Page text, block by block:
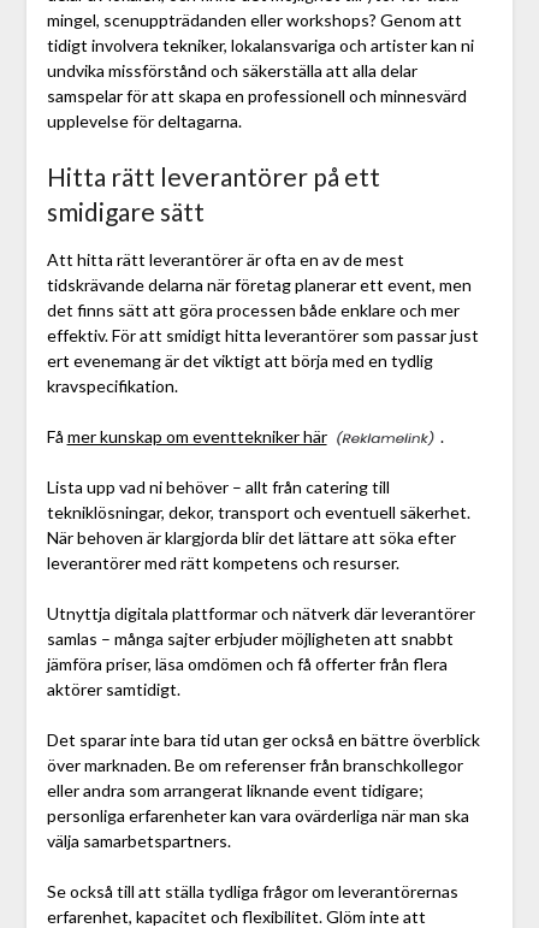
mingel, scenuppträdanden eller workshops? Genom att
tidigt involvera tekniker, lokalansvariga och artister kan ni
undvika missförstånd och säkerställa att alla delar
samspelar för att skapa en professionell och minnesvärd
upplevelse för deltagarna.
Hitta rätt leverantörer på ett
smidigare sätt
Att hitta rätt leverantörer är ofta en av de mest
tidskrävande delarna när företag planerar ett event, men
det finns sätt att göra processen både enklare och mer
effektiv. För att smidigt hitta leverantörer som passar just
ert evenemang är det viktigt att börja med en tydlig
kravspecifikation.
Få mer kunskap om eventtekniker här .
Lista upp vad ni behöver – allt från catering till
tekniklösningar, dekor, transport och eventuell säkerhet.
När behoven är klargjorda blir det lättare att söka efter
leverantörer med rätt kompetens och resurser.
Utnyttja digitala plattformar och nätverk där leverantörer
samlas – många sajter erbjuder möjligheten att snabbt
jämföra priser, läsa omdömen och få offerter från flera
aktörer samtidigt.
Det sparar inte bara tid utan ger också en bättre överblick
över marknaden. Be om referenser från branschkollegor
eller andra som arrangerat liknande event tidigare;
personliga erfarenheter kan vara ovärderliga när man ska
välja samarbetspartners.
Se också till att ställa tydliga frågor om leverantörernas
erfarenhet, kapacitet och flexibilitet. Glöm inte att